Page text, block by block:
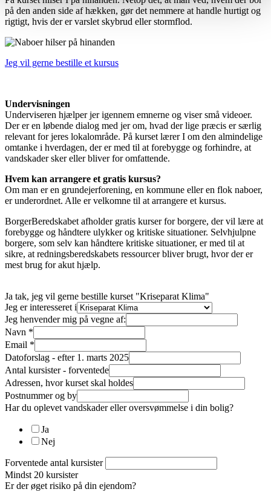
på den anden side af hækken, gør det nemmere at handle hurtigt og
rigtigt, hvis der er varslet skybrud eller stormflod.
Jeg vil gerne bestille et kursus
Undervisningen
Underviseren hjælper jer igennem emnerne og viser små videoer.
Der er en løbende dialog med jer om, hvad der lige præcis er særlig
relevant for jeres lokalområde. På kurset lærer I om den almindelige
omtanke i hverdagen, der er med til at forebygge og forhindre, at
vandskader sker eller bliver for omfattende.
Hvem kan arrangere et gratis kursus?
Om man er en grundejerforening, en kommune eller en flok naboer,
er underordnet. Alle er velkomne til at arrangere et kursus.
BorgerBeredskabet afholder gratis kurser for borgere, der vil lære at
forebygge og håndtere ulykker og kritiske situationer. Selvhjulpne
borgere, som selv kan håndtere kritiske situationer, er med til at
sikre, at redningsberedskabets ressourcer bliver brugt, hvor der er
mest brug for akut hjælp.
Ja tak, jeg vil gerne bestille kurset "Kriseparat Klima"
Jeg er interesseret i
Jeg henvender mig på vegne af:
Navn *
Email *
Datoforslag - efter 1. marts 2025
Antal kursister - forventede
Adressen, hvor kurset skal holdes
Postnummer og by
Har du oplevet vandskader eller oversvømmelse i din bolig?
Ja
Nej
Forventede antal kursister
Mindst 20 kursister
Er der øget risiko på din ejendom?